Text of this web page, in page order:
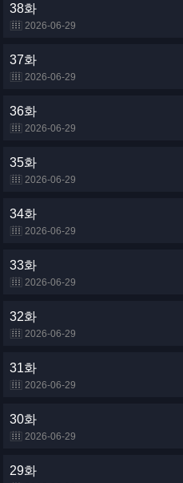
38화
2026-06-29
37화
2026-06-29
36화
2026-06-29
35화
2026-06-29
34화
2026-06-29
33화
2026-06-29
32화
2026-06-29
31화
2026-06-29
30화
2026-06-29
29화